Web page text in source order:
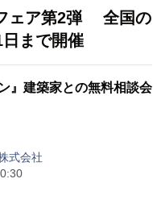
ェア第2弾 全国の
まで開催
』建築家との無料相談会
式会社